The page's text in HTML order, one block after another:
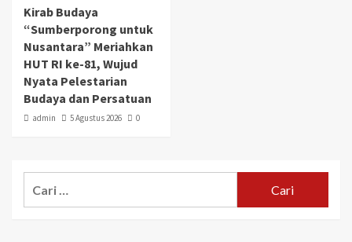
Kirab Budaya
“Sumberporong untuk
Nusantara” Meriahkan
HUT RI ke-81, Wujud
Nyata Pelestarian
Budaya dan Persatuan
admin 5 Agustus 2026 0